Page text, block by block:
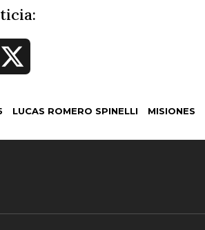
LUCAS ROMERO SPINELLI MISIONES